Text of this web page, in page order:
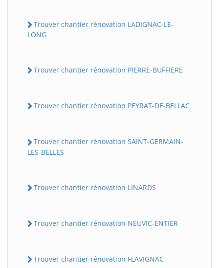
Trouver chantier rénovation LADIGNAC-LE-
LONG
Trouver chantier rénovation PIERRE-BUFFIERE
Trouver chantier rénovation PEYRAT-DE-BELLAC
Trouver chantier rénovation SAINT-GERMAIN-
LES-BELLES
Trouver chantier rénovation LINARDS
Trouver chantier rénovation NEUVIC-ENTIER
Trouver chantier rénovation FLAVIGNAC